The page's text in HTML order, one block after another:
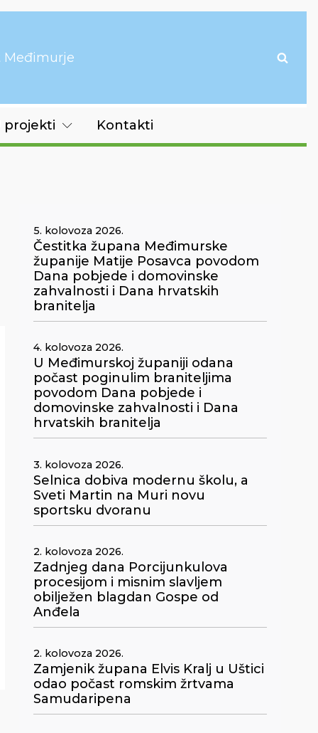
Međimurje
projekti Kontakti
5. kolovoza 2026.
Čestitka župana Međimurske
županije Matije Posavca povodom
Dana pobjede i domovinske
zahvalnosti i Dana hrvatskih
branitelja
4. kolovoza 2026.
U Međimurskoj županiji odana
počast poginulim braniteljima
povodom Dana pobjede i
domovinske zahvalnosti i Dana
hrvatskih branitelja
3. kolovoza 2026.
Selnica dobiva modernu školu, a
Sveti Martin na Muri novu
sportsku dvoranu
2. kolovoza 2026.
Zadnjeg dana Porcijunkulova
procesijom i misnim slavljem
obilježen blagdan Gospe od
Anđela
2. kolovoza 2026.
Zamjenik župana Elvis Kralj u Uštici
odao počast romskim žrtvama
Samudaripena